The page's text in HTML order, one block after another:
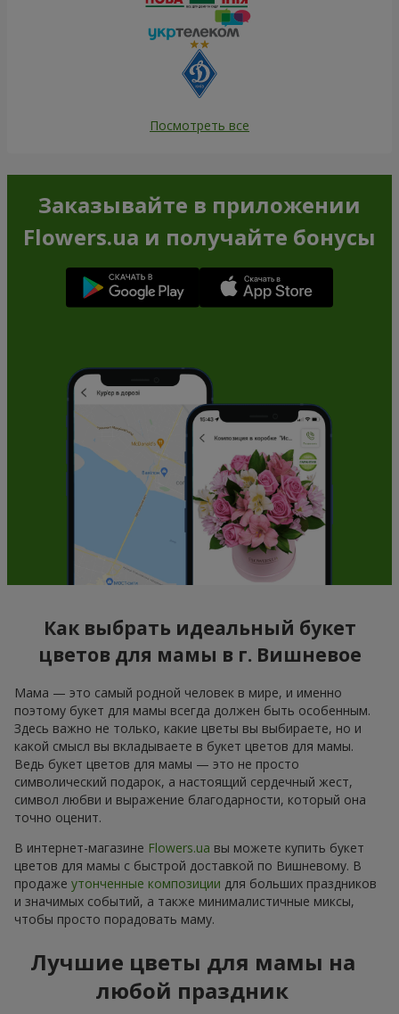
Посмотреть все
Заказывайте в приложении
Flowers.ua и получайте бонусы
Как выбрать идеальный букет
цветов для мамы в г. Вишневое
Мама — это самый родной человек в мире, и именно
поэтому букет для мамы всегда должен быть особенным.
Здесь важно не только, какие цветы вы выбираете, но и
какой смысл вы вкладываете в букет цветов для мамы.
Ведь букет цветов для мамы — это не просто
символический подарок, а настоящий сердечный жест,
символ любви и выражение благодарности, который она
точно оценит.
В интернет-магазине Flowers.ua вы можете купить букет
цветов для мамы с быстрой доставкой по Вишневому. В
продаже утонченные композиции для больших праздников
и значимых событий, а также минималистичные миксы,
чтобы просто порадовать маму.
Лучшие цветы для мамы на
любой праздник